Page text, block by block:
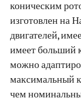
коническим
изготовлен на
двигателей,
имеет больший
можно
максимальный
чем